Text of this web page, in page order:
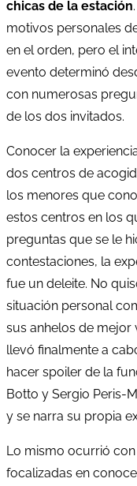
chicas de la estación
motivos personales
en el orden, pero el
evento determinó
con numerosas
de los dos invitados.
Conocer la
dos centros de
los menores que
estos centros en los
preguntas que se le
contestaciones, la
fue un deleite. No
situación personal
sus anhelos de mejor
llevó finalmente a
hacer spoiler de la
Botto y Sergio Peris-
y se narra su propia
Lo mismo ocurrió
focalizadas en